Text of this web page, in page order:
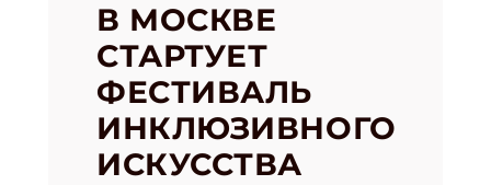
В МОСКВЕ
СТАРТУЕТ
ФЕСТИВАЛЬ
ИНКЛЮЗИВНОГО
ИСКУССТВА